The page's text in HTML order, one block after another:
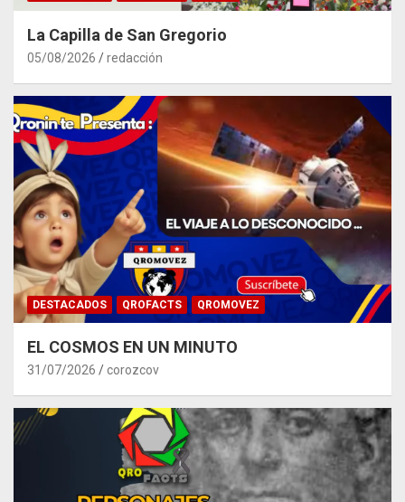
La Capilla de San Gregorio
05/08/2026 redacción
DESTACADOS QROFACTS QROMOVEZ
EL COSMOS EN UN MINUTO
31/07/2026 corozcov